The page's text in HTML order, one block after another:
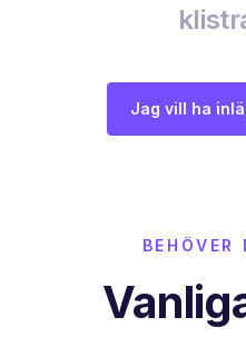
Jag vill ha
BEHÖVER